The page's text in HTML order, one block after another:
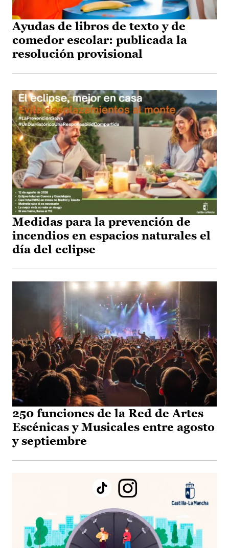
Ayudas de libros de texto y de
comedor escolar: publicada la
resolución provisional
Medidas para la prevención de
incendios en espacios naturales el
día del eclipse
250 funciones de la Red de Artes
Escénicas y Musicales entre agosto
y septiembre